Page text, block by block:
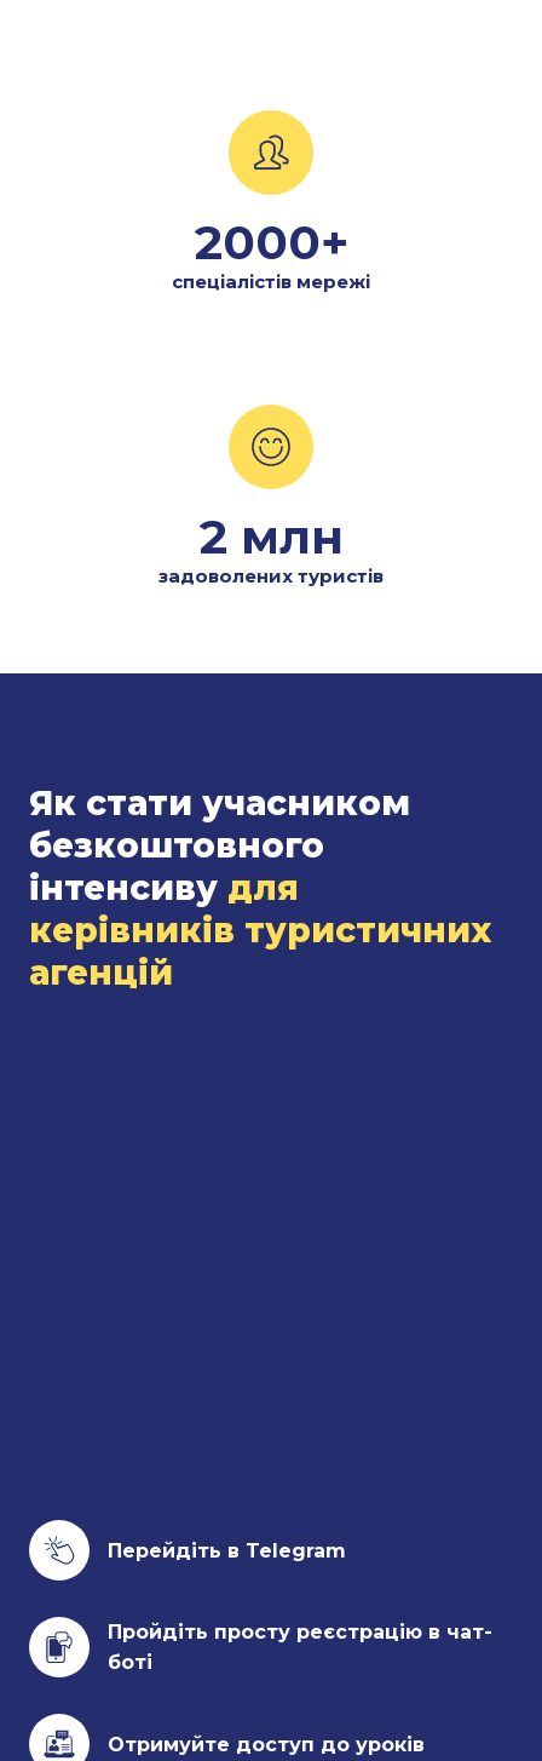
2000+
спеціалістів мережі
2 млн
задоволених туристів
Як стати учасником
безкоштовного
інтенсиву для
керівників туристичних
агенцій
Перейдіть в Telegram
Пройдіть просту реєстрацію в чат-
боті
Отримуйте доступ до уроків